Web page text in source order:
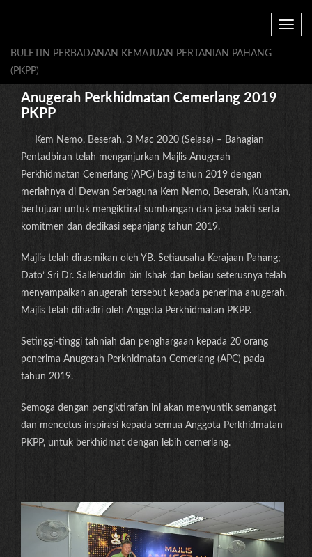
Toggle
BULETIN PERBADANAN KEMAJUAN PERTANIAN PAHANG
(PKPP)
Anugerah Perkhidmatan Cemerlang 2019
PKPP
Kem Nemo, Beserah, 3 Mac 2020 (Selasa) – Bahagian
Pentadbiran telah menganjurkan Majlis Anugerah
Perkhidmatan Cemerlang (APC) bagi tahun 2019 dengan
meriahnya di Dewan Serbaguna Kem Nemo, Beserah, Kuantan,
bertujuan untuk mengiktiraf sumbangan dan jasa bakti serta
komitmen dan dedikasi sepanjang tahun 2019.
Majlis telah dirasmikan oleh YB. Setiausaha Kerajaan Pahang;
Dato’ Sri Dr. Sallehuddin bin Ishak dan beliau seterusnya telah
menyampaikan anugerah tersebut kepada penerima anugerah.
Majlis telah dihadiri oleh Anggota Perkhidmatan PKPP.
Setinggi-tinggi tahniah dan penghargaan kepada 20 orang
penerima Anugerah Perkhidmatan Cemerlang (APC) pada
tahun 2019.
Semoga dengan pengiktirafan ini akan menyuntik semangat
dan mencetus inspirasi kepada semua Anggota Perkhidmatan
PKPP, untuk berkhidmat dengan lebih cemerlang.